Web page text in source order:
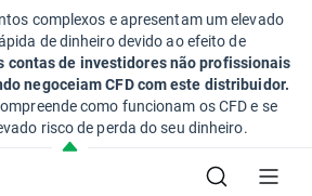
complexos e apresentam um elevado
de dinheiro devido ao efeito de
contas de investidores não profissionais
negoceiam CFD com este distribuidor.
como funcionam os CFD e se
risco de perda do seu dinheiro.